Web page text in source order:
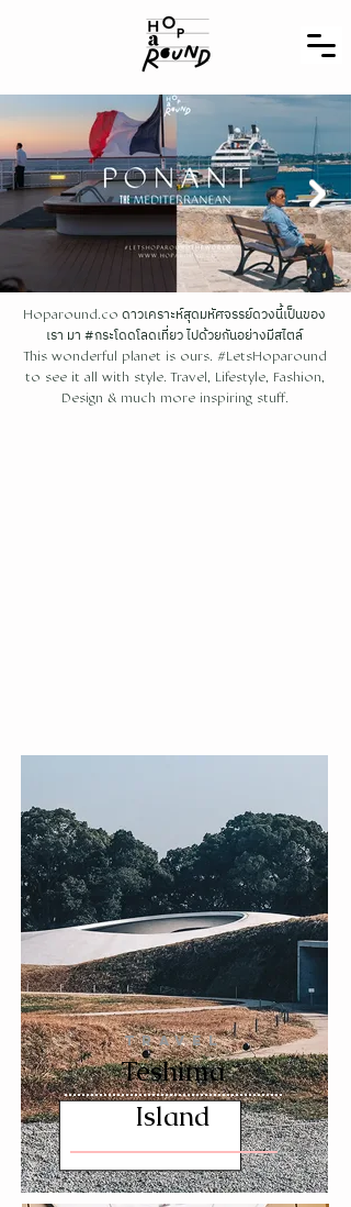
Hoparound.co ดาวเคราะห์สุดมหัศจรรย์ดวงนี้เป็นของ
เรา มา #กระโดดโลดเที่ยว ไปด้วยกันอย่างมีสไตล์
This wonderful planet is ours. #LetsHoparound
to see it all with style. Travel, Lifestyle, Fashion,
Design & much more inspiring stuff.
TRAVEL
Teshima
Island